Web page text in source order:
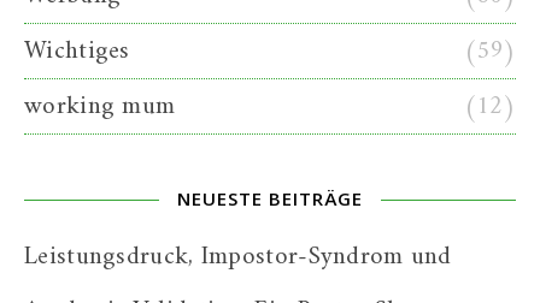
Wichtiges
(59)
working mum
(12)
NEUESTE BEITRÄGE
Leistungsdruck, Impostor-Syndrom und